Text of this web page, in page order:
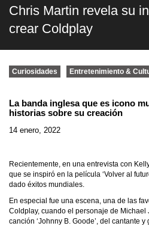
Chris Martin revela su
crear Coldplay
Curiosidades Entretenimiento &
La banda inglesa que es icono
historias sobre su creación
14 enero, 2022
Recientemente, en una entrevista con
que se inspiró en la película ‘Volver al
dado éxitos mundiales.
En especial fue una escena, una de las
Coldplay, cuando el personaje de
canción ‘Johnny B. Goode’, del cantante